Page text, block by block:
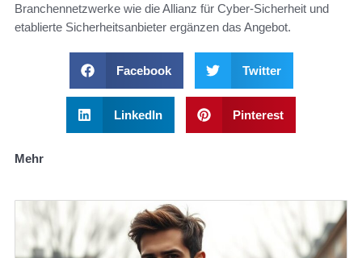
Branchennetzwerke wie die Allianz für Cyber‑Sicherheit und
etablierte Sicherheitsanbieter ergänzen das Angebot.
Facebook Twitter
LinkedIn Pinterest
Mehr